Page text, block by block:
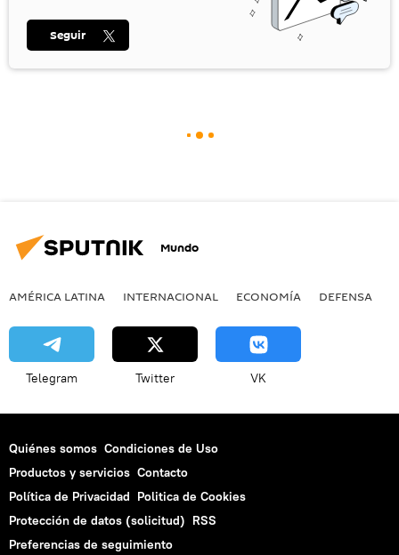
Seguir
Mundo
AMÉRICA LATINA INTERNACIONAL ECONOMÍA DEFENSA
Telegram Twitter VK
Quiénes somos Condiciones de Uso
Productos y servicios Contacto
Política de Privacidad Politica de Cookies
Protección de datos (solicitud) RSS
Preferencias de seguimiento